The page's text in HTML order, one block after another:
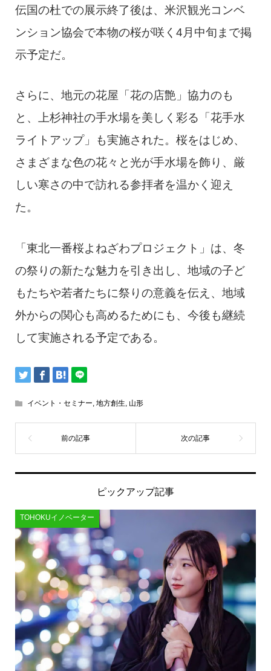
伝国の杜での展示終了後は、米沢観光コンベ
ンション協会で本物の桜が咲く4月中旬まで掲
示予定だ。
さらに、地元の花屋「花の店艶」協力のも
と、上杉神社の手水場を美しく彩る「花手水
ライトアップ」も実施された。桜をはじめ、
さまざまな色の花々と光が手水場を飾り、厳
しい寒さの中で訪れる参拝者を温かく迎え
た。
「東北一番桜よねざわプロジェクト」は、冬
の祭りの新たな魅力を引き出し、地域の子ど
もたちや若者たちに祭りの意義を伝え、地域
外からの関心も高めるためにも、今後も継続
して実施される予定である。
イベント・セミナー, 地方創生, 山形
ピックアップ記事
TOHOKUイノベーター